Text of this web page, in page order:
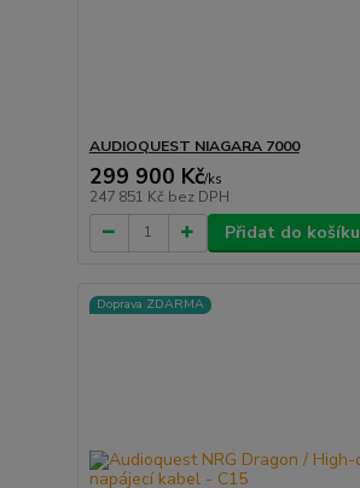
AUDIOQUEST NIAGARA 7000
299 900 Kč/ks
247 851 Kč bez DPH
Přidat do košíku
Doprava ZDARMA